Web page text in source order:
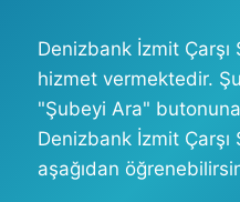
Denizbank İzmit Çarşı
hizmet vermektedir.
"Şubeyi Ara"
Denizbank İzmit Çarşı
aşağıdan